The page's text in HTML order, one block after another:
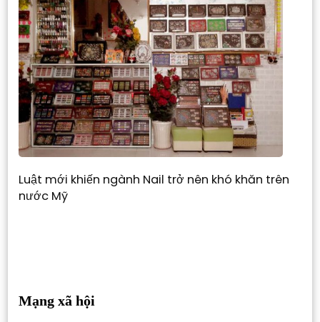
Luật mới khiến ngành Nail trở nên khó khăn trên
nước Mỹ
Mạng xã hội